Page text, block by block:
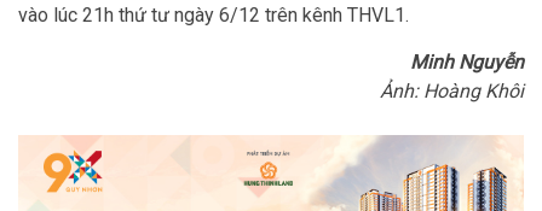
vào lúc 21h thứ tư ngày 6/12 trên kênh THVL1.
Minh Nguyễn
Ảnh: Hoàng Khôi